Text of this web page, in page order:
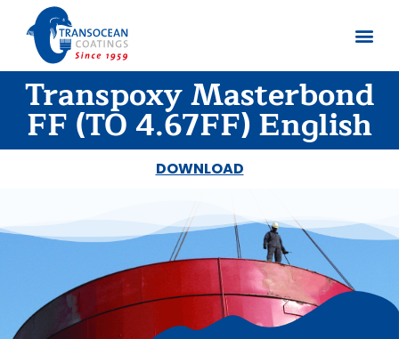
Transpoxy Masterbond
FF (TO 4.67FF) English
DOWNLOAD